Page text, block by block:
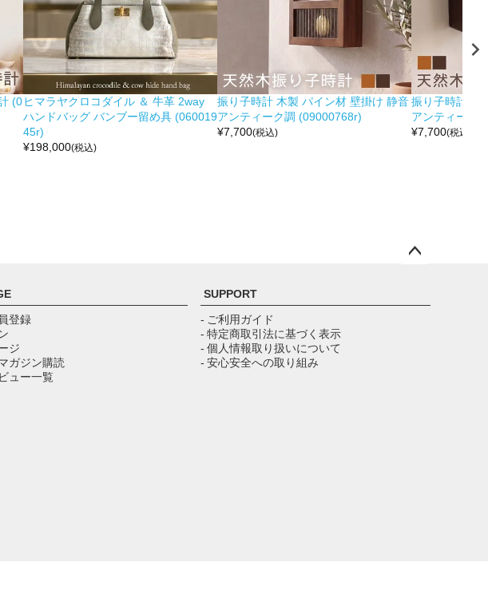
(0ヒマラヤクロコダイル ＆ 牛革 2way
ハンドバッグ バンブー留め具 (060019
45r)
¥198,000(税込)
振り子時計 木製 パイン材 壁掛け 静音
アンティーク調 (09000768r)
¥7,700(税込)
振り子時計 木
アンティーク
¥7,700(税込)
ップ
登録
ジ
ガジン購読
ュー一覧
SUPPORT
- ご利用ガイド
- 特定商取引法に基づく表示
- 個人情報取り扱いについて
- 安心安全への取り組み